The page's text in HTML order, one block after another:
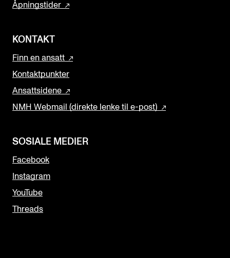
Åpningstider
KONTAKT
Finn en ansatt
Kontaktpunkter
Ansattsidene
NMH Webmail (direkte lenke til e-post)
SOSIALE MEDIER
Facebook
Instagram
YouTube
Threads